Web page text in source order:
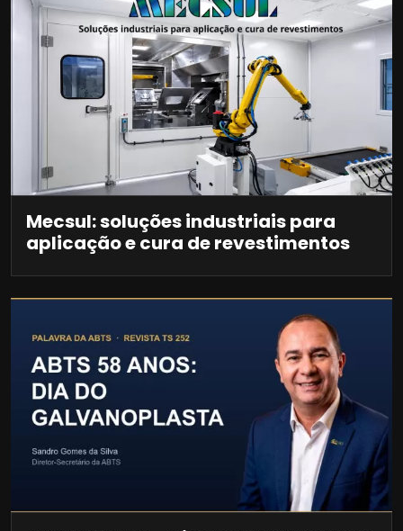
Mecsul: soluções industriais para
aplicação e cura de revestimentos